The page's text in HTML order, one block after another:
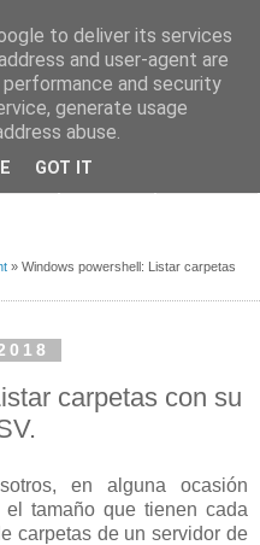
de
Contacto
» Windows powershell: Listar carpetas
carpetas con su
en alguna ocasión
el tamaño que tienen cada
carpetas de un servidor de
to deliver its services
and user-agent are
and security
generate usage
abuse.
GOT IT